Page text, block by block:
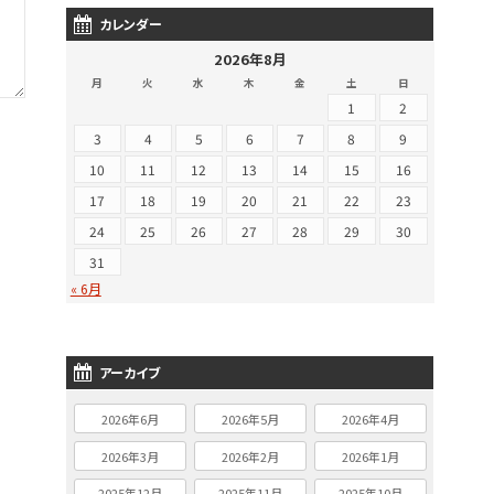
カレンダー
2026年8月
月 火 水 木 金 土 日
1
2
3
4 5 6 7 8
9
10
11 12 13 14 15
16
17
18 19 20 21 22
23
24
25 26 27 28 29
30
31
« 6月
アーカイブ
2026年6月 2026年5月 2026年4月
2026年3月 2026年2月 2026年1月